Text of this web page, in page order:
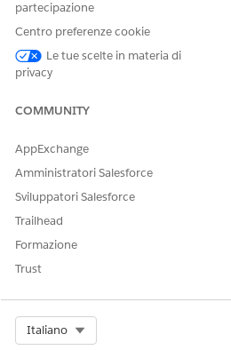
consentono di tenere traccia
verificare che gli articoli siano
lavoro.
Facci sapere, così
partecipazione
Centro preferenze cookie
Le tue scelte in materia di
privacy
COMMUNITY
AppExchange
Amministratori Salesforce
Sviluppatori Salesforce
Trailhead
Formazione
Trust
Italiano